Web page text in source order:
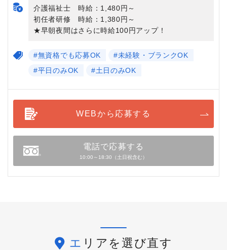
介護福祉士 時給：1,480円～
初任者研修 時給：1,380円～
★早朝夜間はさらに時給100円アップ！
#無資格でも応募OK
#未経験・ブランクOK
#平日のみOK
#土日のみOK
WEBから応募する
電話で応募する
10:00～18:30（土日祝含む）
エリアを選び直す